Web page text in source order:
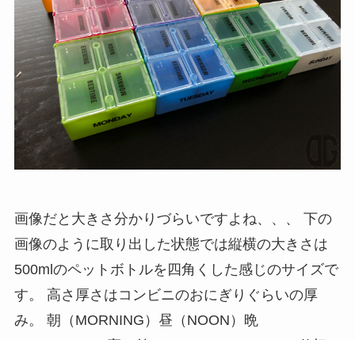
画像だと大きさ分かりづらいですよね、、、 下の
画像のように取り出した状態では縦横の大きさは
500mlのペットボトルを四角くした感じのサイズで
す。 高さ厚さはコンビニのおにぎりぐらいの厚
み。 朝（MORNING）昼（NOON）晩